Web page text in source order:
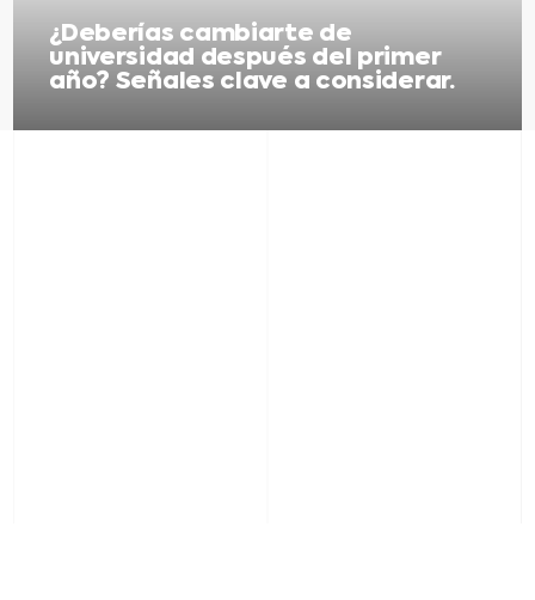
¿Deberías cambiarte de
universidad después del primer
año? Señales clave a considerar.